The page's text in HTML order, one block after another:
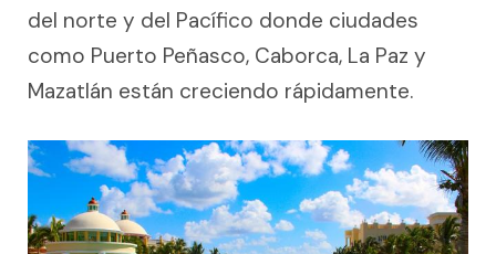
del norte y del Pacífico donde ciudades
como Puerto Peñasco, Caborca, La Paz y
Mazatlán están creciendo rápidamente.